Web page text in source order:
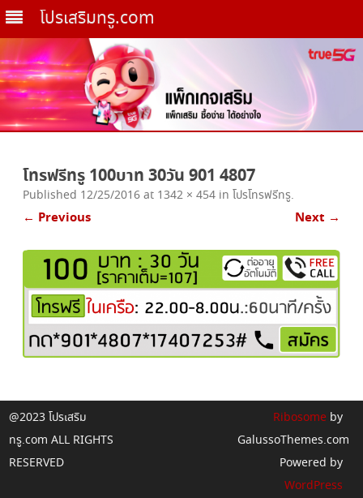
โปรเสริมทรู.com
content
โทรฟรีทรู 100บาท 30วัน 901 4807
Published 12/25/2016 at 1342 × 454 in โปรโทรฟรีทรู.
← Previous Next →
@2023 โปรเสริม
ทรู.com ALL RIGHTS
RESERVED
Ribosomeby
GalussoThemes.com
Powered by
WordPress